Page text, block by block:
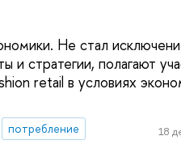
Не стал
стратегии, полагают
retail в условиях
потребление 18